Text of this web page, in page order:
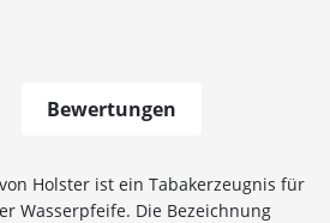
Bewertungen
Holster ist ein Tabakerzeugnis für
Wasserpfeife. Die Bezeichnung